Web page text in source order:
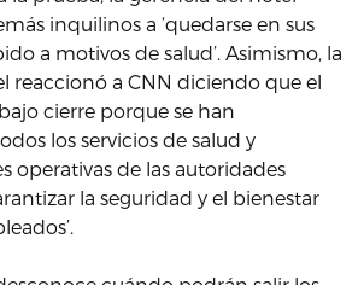
inquilinos a ‘quedarse en sus
a motivos de salud’. Asimismo, la
reaccionó a CNN diciendo que el
cierre porque se han
los servicios de salud y
operativas de las autoridades
la seguridad y el bienestar